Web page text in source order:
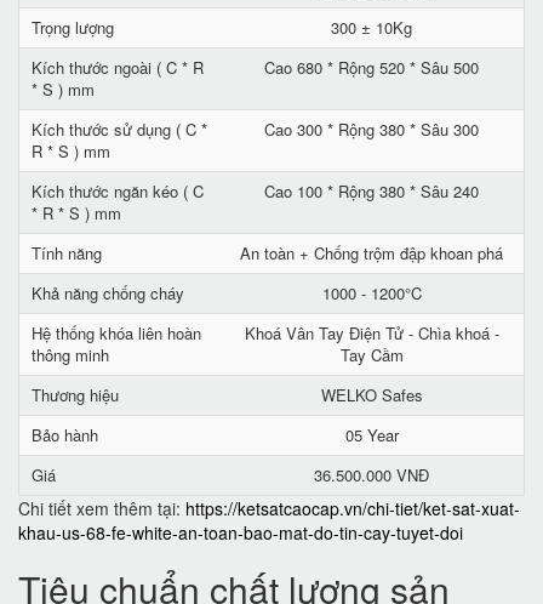
Trọng lượng
300 ± 10Kg
Kích thước ngoài ( C * R
* S ) mm
Cao 680 * Rộng 520 * Sâu 500
Kích thước sử dụng ( C *
R * S ) mm
Cao 300 * Rộng 380 * Sâu 300
Kích thước ngăn kéo ( C
* R * S ) mm
Cao 100 * Rộng 380 * Sâu 240
Tính năng
An toàn + Chống trộm đập khoan phá
Khả năng chống cháy
1000 - 1200°C
Hệ thống khóa liên hoàn
thông minh
Khoá Vân Tay Điện Tử - Chìa khoá -
Tay Cầm
Thương hiệu
WELKO Safes
Bảo hành
05 Year
Giá
36.500.000 VNĐ
Chi tiết xem thêm tại: https://ketsatcaocap.vn/chi-tiet/ket-sat-xuat-
khau-us-68-fe-white-an-toan-bao-mat-do-tin-cay-tuyet-doi
Tiêu chuẩn chất lượng sản